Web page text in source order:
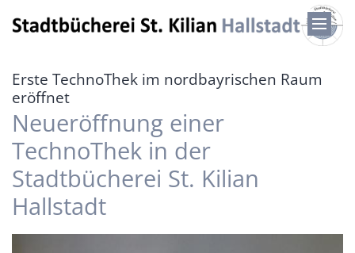
Erste TechnoThek im nordbayrischen Raum
eröffnet:
Neueröffnung einer
TechnoThek in der
Stadtbücherei St. Kilian
Hallstadt